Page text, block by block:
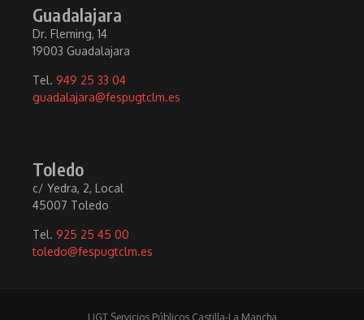
Guadalajara
Dr. Fleming, 14
19003 Guadalajara
Tel. 949 25 33 04
guadalajara@fespugtclm.es
Toledo
c/ Yedra, 2, Local
45007 Toledo
Tel. 925 25 45 00
toledo@fespugtclm.es
UGT Servicios Públicos Castilla-La Mancha